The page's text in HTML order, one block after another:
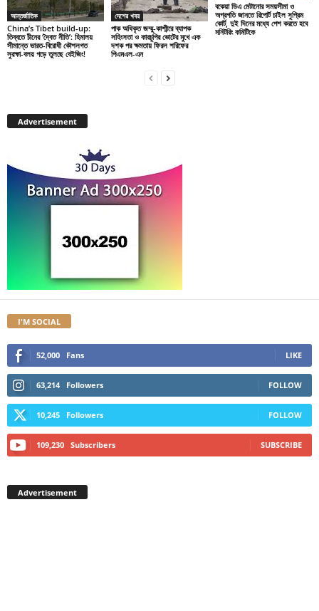
আন্তর্জাতিক
China’s Tibet build-up:
তিব্বতে চীনের ‘দ্বৈত নীতি’: হিমালয়
সীমান্তে ভারত-বিরোধী কৌশলগত
সুরক্ষা-বলয় গড়ে তুলছে বেইজিং!
দেশের খবর
পাক অধিকৃত জম্মু-কাশ্মীরে ব্যাপক
সহিংসতা ও কারচুপির ভোটের মুখে এক
দশক পর ক্ষমতায় ফিরল শরিফের
পিএমএল-এন
বকেয়া ডিএ মেটানোর সময়সীমা ও
অগ্রগতি জানতে রিপোর্ট চাইল সুপ্রিম
কোর্ট, দুই দিনের মধ্যে পেশ করতে হবে
মনিটরিং কমিটিকে
Advertisement
I'M SOCIAL
52,000 Fans LIKE
63,214 Followers FOLLOW
10,245 Followers FOLLOW
109,230 Subscribers SUBSCRIBE
Advertisement